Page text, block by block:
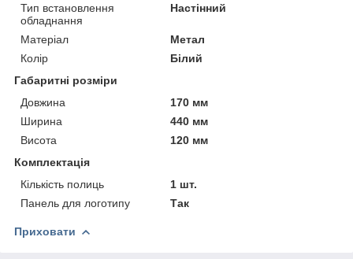
Тип встановлення
обладнання
Настінний
Матеріал
Метал
Колір
Білий
Габаритні розміри
Довжина
170 мм
Ширина
440 мм
Висота
120 мм
Комплектація
Кількість полиць
1 шт.
Панель для логотипу
Так
Приховати